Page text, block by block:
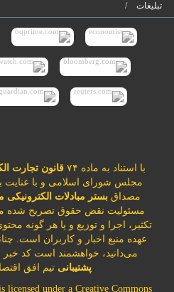
تبلیغات
با استناد به ماده ۷۴ قانون تجارت
مجلس شورای اسلامی و با عنایت
مصداقبستر مبادلات
مسئولیت نقض حقوق تصریح شده
تکثیر، اجرا و توزیع و یا هر گونه
عهده منبع اخبار و کاربران است.
می‌دانید، خواهشمند است کد خبر
پشتیبانی تیم افق
licensed under a Creative Commons